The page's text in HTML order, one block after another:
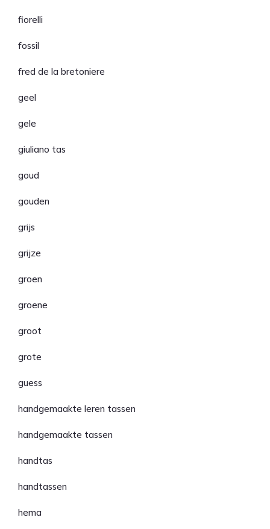
fiorelli
fossil
fred de la bretoniere
geel
gele
giuliano tas
goud
gouden
grijs
grijze
groen
groene
groot
grote
guess
handgemaakte leren tassen
handgemaakte tassen
handtas
handtassen
hema